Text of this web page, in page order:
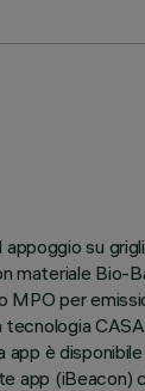
su
Bio-
per
è
(iBeacon)